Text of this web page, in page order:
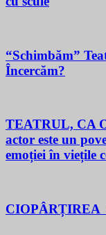
“Schimbăm”
Încercăm?
TEATRUL, CA
actor este un
emoției în viețile